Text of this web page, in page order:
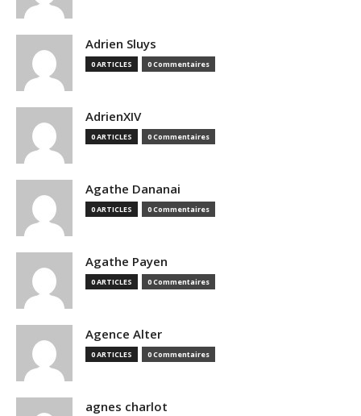
Adrien Sluys
0 ARTICLES 0 Commentaires
AdrienXIV
0 ARTICLES 0 Commentaires
Agathe Dananai
0 ARTICLES 0 Commentaires
Agathe Payen
0 ARTICLES 0 Commentaires
Agence Alter
0 ARTICLES 0 Commentaires
agnes charlot